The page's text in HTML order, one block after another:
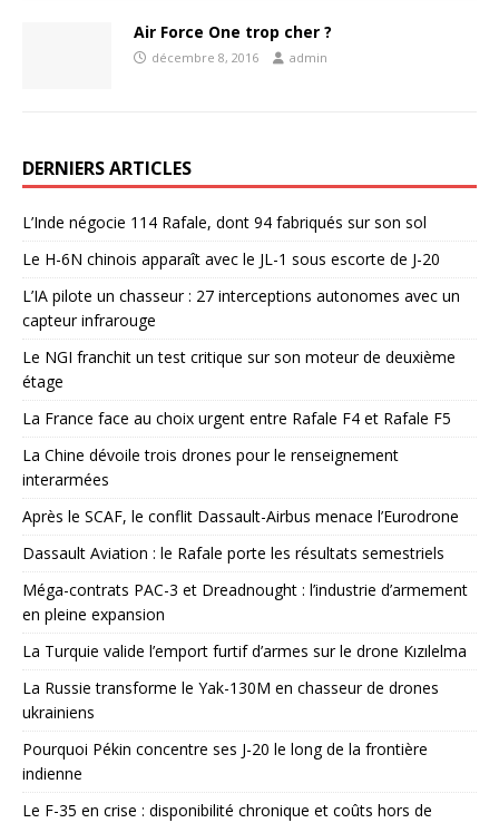
Air Force One trop cher ?
décembre 8, 2016 admin
DERNIERS ARTICLES
L’Inde négocie 114 Rafale, dont 94 fabriqués sur son sol
Le H-6N chinois apparaît avec le JL-1 sous escorte de J-20
L’IA pilote un chasseur : 27 interceptions autonomes avec un
capteur infrarouge
Le NGI franchit un test critique sur son moteur de deuxième
étage
La France face au choix urgent entre Rafale F4 et Rafale F5
La Chine dévoile trois drones pour le renseignement
interarmées
Après le SCAF, le conflit Dassault-Airbus menace l’Eurodrone
Dassault Aviation : le Rafale porte les résultats semestriels
Méga-contrats PAC-3 et Dreadnought : l’industrie d’armement
en pleine expansion
La Turquie valide l’emport furtif d’armes sur le drone Kızılelma
La Russie transforme le Yak-130M en chasseur de drones
ukrainiens
Pourquoi Pékin concentre ses J-20 le long de la frontière
indienne
Le F-35 en crise : disponibilité chronique et coûts hors de